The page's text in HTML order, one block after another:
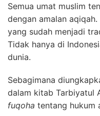
Semua umat muslim
dengan amalan
yang sudah menjadi
Tidak hanya di
dunia.
Sebagimana
dalam kitab Tarbiyatul
fuqoha tentang hukum